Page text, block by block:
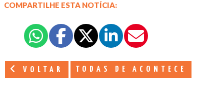
COMPARTILHE ESTA NOTÍCIA:
VOLTAR TODAS DE ACONTECE